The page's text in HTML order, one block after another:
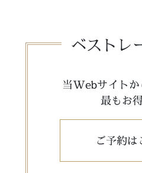
ベストレ
当Webサイト
最もお
ご予約は